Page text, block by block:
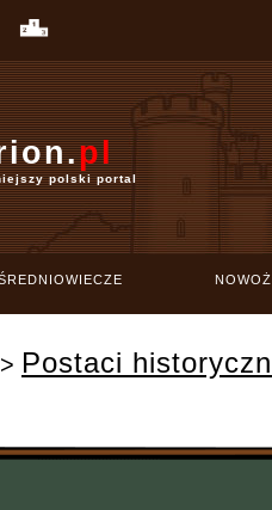
pl
polski portal
Postaci